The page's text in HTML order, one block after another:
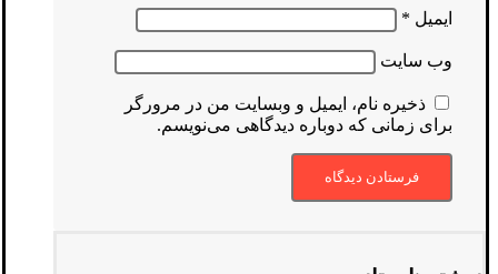
ایمیل *
وب‌ سایت
ذخیره نام، ایمیل و وبسایت من در مرورگر
برای زمانی که دوباره دیدگاهی می‌نویسم.